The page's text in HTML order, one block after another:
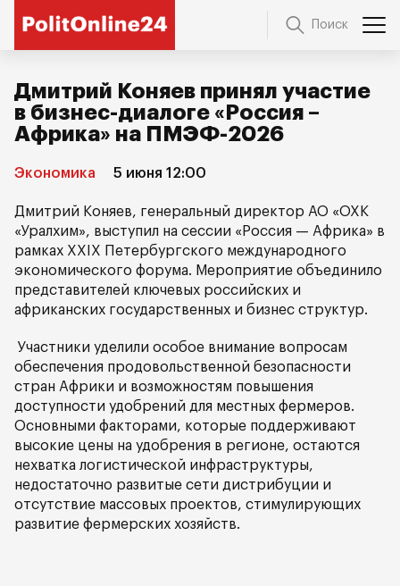
Поиск
Дмитрий Коняев принял участие
в бизнес-диалоге «Россия –
Африка» на ПМЭФ-2026
Экономика 5 июня 12:00
Дмитрий Коняев, генеральный директор АО «ОХК
«Уралхим», выступил на сессии «Россия — Африка» в
рамках XXIX Петербургского международного
экономического форума. Мероприятие объединило
представителей ключевых российских и
африканских государственных и бизнес структур.
Участники уделили особое внимание вопросам
обеспечения продовольственной безопасности
стран Африки и возможностям повышения
доступности удобрений для местных фермеров.
Основными факторами, которые поддерживают
высокие цены на удобрения в регионе, остаются
нехватка логистической инфраструктуры,
недостаточно развитые сети дистрибуции и
отсутствие массовых проектов, стимулирующих
развитие фермерских хозяйств.